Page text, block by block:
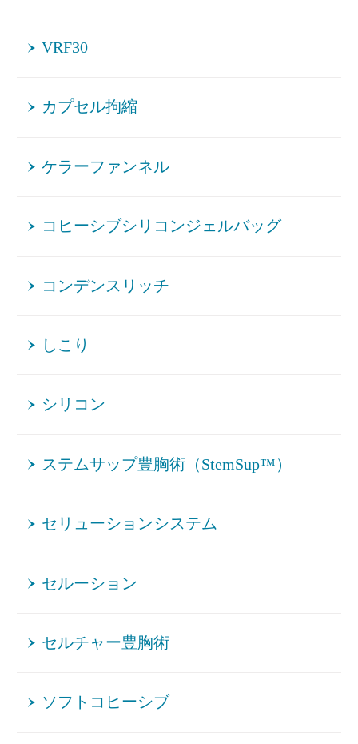
VRF30
カプセル拘縮
ケラーファンネル
コヒーシブシリコンジェルバッグ
コンデンスリッチ
しこり
シリコン
ステムサップ豊胸術（StemSup™）
セリューションシステム
セルーション
セルチャー豊胸術
ソフトコヒーシブ